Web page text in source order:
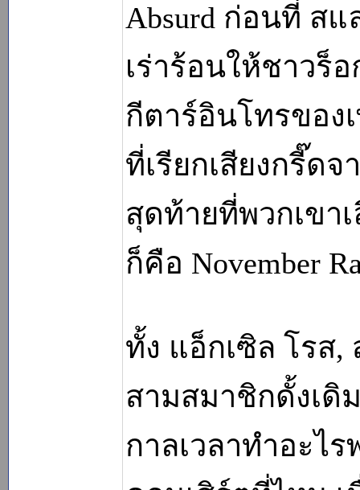
Absurd ก่อนที่ ส
เร่าร้อนให้ชาวร็
กีตาร์อินโทรของ
ที่เรียกเสียงกรี๊ด
สุดท้ายที่พวกเขา
ก็คือ November
ทั้ง แอ็กเซิล โร
สามสมาชิกดั้งเดิ
กาลเวลาทำอะไร